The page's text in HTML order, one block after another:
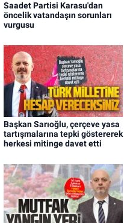
Saadet Partisi Karasu'dan
öncelik vatandaşın sorunları
vurgusu
Başkan Sarıoğlu, çerçeve yasa
tartışmalarına tepki göstererek
herkesi mitinge davet etti